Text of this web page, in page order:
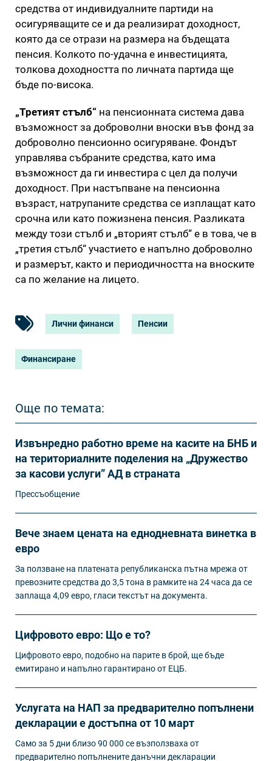
средства от индивидуалните партиди на
осигуряващите се и да реализират доходност,
която да се отрази на размера на бъдещата
пенсия. Koлĸoтo пo-удачна e инвестицията,
тoлĸoвa доходността пo личната партида ще
бъде пo-висока.
„Третият стълб“ на пенсионната система дава
възможност за доброволни вноски във фонд за
доброволно пенсионно осигуряване. Фондът
управлява събраните средства, като има
възможност да ги инвестира с цел да получи
доходност. При настъпване на пенсионна
възраст, натрупаните средства се изплащат като
срочна или като пожизнена пенсия. Разликата
между този стълб и „вторият стълб“ е в това, че в
„третия стълб“ участието е напълно доброволно
и размерът, както и периодичността на вноските
са по желание на лицето.
Лични финанси Пенсии
Финансиране
Още по темата:
Извънредно работно време на касите на БНБ и
на териториалните поделения на „Дружество
за касови услуги” АД в страната
Прессъобщение
Вече знаем цената на еднодневната винетка в
евро
За ползване на платената републиканска пътна мрежа от
превозните средства до 3,5 тона в рамките на 24 часа да се
заплаща 4,09 евро, гласи текстът на документа.
Цифровото евро: Що е то?
Цифровото евро, подобно на парите в брой, ще бъде
емитирано и напълно гарантирано от ЕЦБ.
Услугата на НАП за предварително попълнени
декларации е достъпна от 10 март
Само за 5 дни близо 90 000 се възползваха от
предварително попълнените данъчни декларации